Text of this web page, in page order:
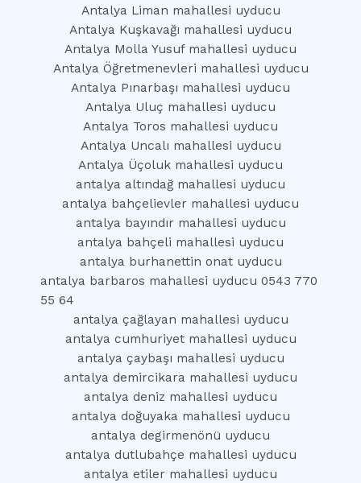
Antalya Liman mahallesi uyducu
Antalya Kuşkavağı mahallesi uyducu
Antalya Molla Yusuf mahallesi uyducu
Antalya Öğretmenevleri mahallesi uyducu
Antalya Pınarbaşı mahallesi uyducu
Antalya Uluç mahallesi uyducu
Antalya Toros mahallesi uyducu
Antalya Uncalı mahallesi uyducu
Antalya Üçoluk mahallesi uyducu
antalya altındağ mahallesi uyducu
antalya bahçelievler mahallesi uyducu
antalya bayındır mahallesi uyducu
antalya bahçeli mahallesi uyducu
antalya burhanettin onat uyducu
antalya barbaros mahallesi uyducu 0543 770
55 64
antalya çağlayan mahallesi uyducu
antalya cumhuriyet mahallesi uyducu
antalya çaybaşı mahallesi uyducu
antalya demircikara mahallesi uyducu
antalya deniz mahallesi uyducu
antalya doğuyaka mahallesi uyducu
antalya degirmenönü uyducu
antalya dutlubahçe mahallesi uyducu
antalya etiler mahallesi uyducu